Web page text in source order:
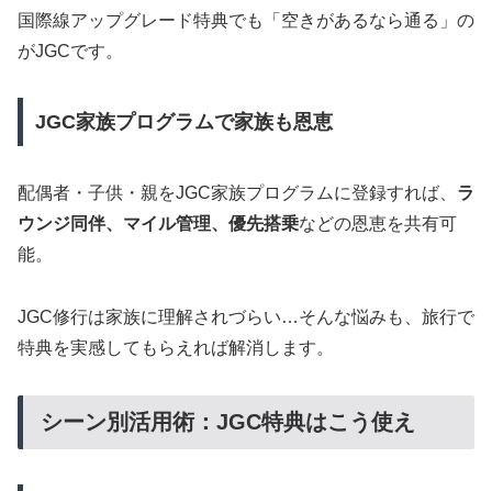
国際線アップグレード特典でも「空きがあるなら通る」の
がJGCです。
JGC家族プログラムで家族も恩恵
配偶者・子供・親をJGC家族プログラムに登録すれば、 ラ
ウンジ同伴、マイル管理、優先搭乗などの恩恵を共有可
能。
JGC修行は家族に理解されづらい…そんな悩みも、旅行で
特典を実感してもらえれば解消します。
シーン別活用術：JGC特典はこう使え